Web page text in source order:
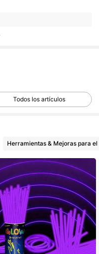
Todos los artículos
Herramientas & Mejoras para el